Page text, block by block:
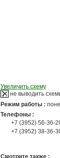
Увеличить схему
не выводить
Режим работы :
Телефоны :
+7 (3952) 56-36-
+7 (3952) 38-36-
Смотрите также :